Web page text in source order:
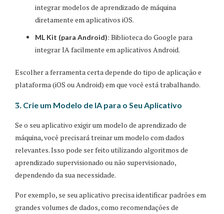
integrar modelos de aprendizado de máquina
diretamente em aplicativos iOS.
ML Kit (para Android): Biblioteca do Google para
integrar IA facilmente em aplicativos Android.
Escolher a ferramenta certa depende do tipo de aplicação e
plataforma (iOS ou Android) em que você está trabalhando.
3. Crie um Modelo de IA para o Seu Aplicativo
Se o seu aplicativo exigir um modelo de aprendizado de
máquina, você precisará treinar um modelo com dados
relevantes. Isso pode ser feito utilizando algoritmos de
aprendizado supervisionado ou não supervisionado,
dependendo da sua necessidade.
Por exemplo, se seu aplicativo precisa identificar padrões em
grandes volumes de dados, como recomendações de